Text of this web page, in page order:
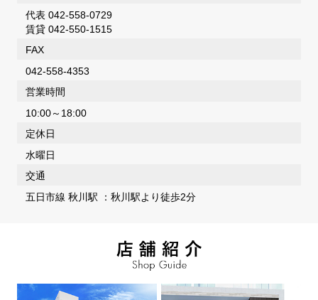
代表 042-558-0729
賃貸 042-550-1515
FAX
042-558-4353
営業時間
10:00～18:00
定休日
水曜日
交通
五日市線 秋川駅 ：秋川駅より徒歩2分